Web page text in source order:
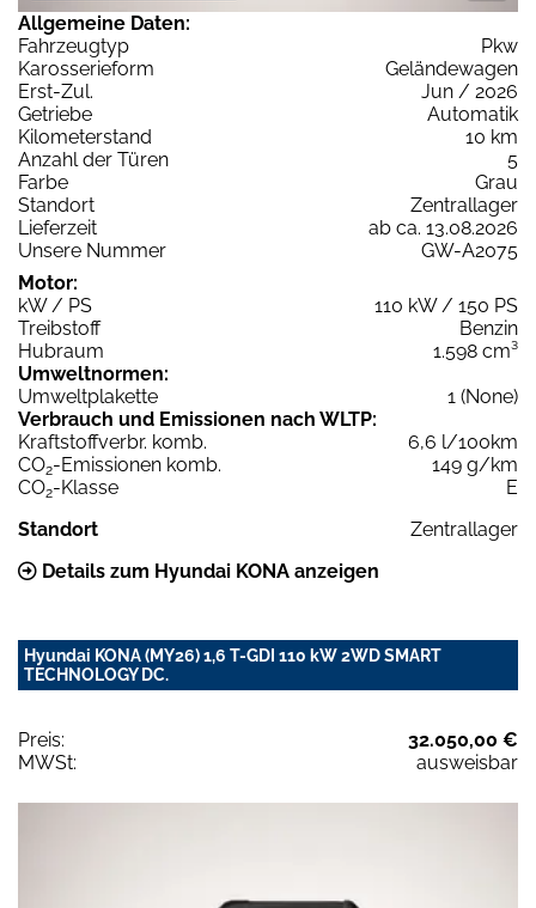
Allgemeine Daten:
Fahrzeugtyp
Pkw
Karosserieform
Geländewagen
Erst-Zul.
Jun / 2026
Getriebe
Automatik
Kilometerstand
10 km
Anzahl der Türen
5
Farbe
Grau
Standort
Zentrallager
Lieferzeit
ab ca. 13.08.2026
Unsere Nummer
GW-A2075
Motor:
kW / PS
110 kW / 150 PS
Treibstoff
Benzin
Hubraum
1.598 cm³
Umweltnormen:
Umweltplakette
1 (None)
Verbrauch und Emissionen nach WLTP:
Kraftstoffverbr. komb.
6,6 l/100km
CO2-Emissionen komb.
149 g/km
CO2-Klasse
E
Standort
Zentrallager
Details zum Hyundai KONA anzeigen
Hyundai KONA (MY26) 1,6 T-GDI 110 kW 2WD SMART
TECHNOLOGY DC.
Preis:
32.050,00 €
MWSt:
ausweisbar